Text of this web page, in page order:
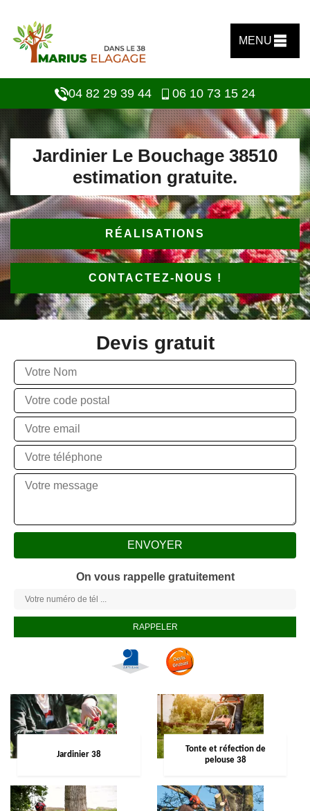
MENU
04 82 29 39 44 06 10 73 15 24
Jardinier Le Bouchage 38510
estimation gratuite.
RÉALISATIONS
CONTACTEZ-NOUS !
Devis gratuit
On vous rappelle gratuitement
Jardinier 38
Tonte et réfection de
pelouse 38